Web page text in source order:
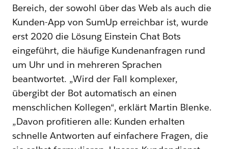
Bereich, der sowohl über das Web als auch die
Kunden-App von SumUp erreichbar ist, wurde
erst 2020 die Lösung Einstein Chat Bots
eingeführt, die häufige Kundenanfragen rund
um Uhr und in mehreren Sprachen
beantwortet. „Wird der Fall komplexer,
übergibt der Bot automatisch an einen
menschlichen Kollegen“, erklärt Martin Blenke.
„Davon profitieren alle: Kunden erhalten
schnelle Antworten auf einfachere Fragen, die